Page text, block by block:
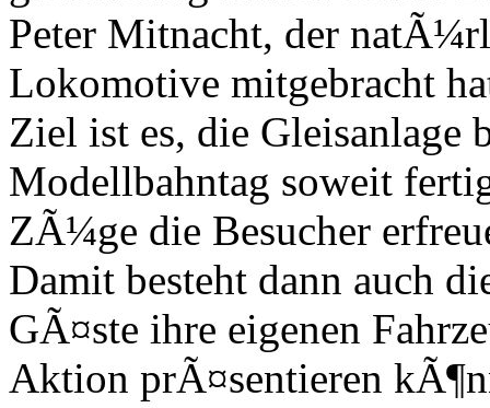
Peter Mitnacht, der
Lokomotive mitgebracht
Ziel ist es, die Gleisanlage
Modellbahntag soweit
ZÃ¼ge die Besucher
Damit besteht dann auch
GÃ¤ste ihre eigenen
Aktion prÃ¤sentieren